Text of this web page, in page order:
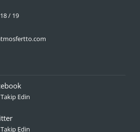
/ 19
Edin
Edin